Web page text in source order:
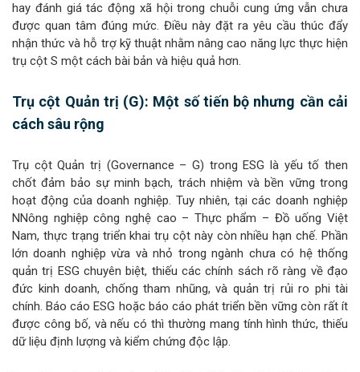
hay đánh giá tác động xã hội trong chuỗi cung ứng vẫn chưa
được quan tâm đúng mức. Điều này đặt ra yêu cầu thúc đẩy
nhận thức và hỗ trợ kỹ thuật nhằm nâng cao năng lực thực hiện
trụ cột S một cách bài bản và hiệu quả hơn.
Trụ cột Quản trị (G): Một số tiến bộ nhưng cần cải
cách sâu rộng
Trụ cột Quản trị (Governance – G) trong ESG là yếu tố then
chốt đảm bảo sự minh bạch, trách nhiệm và bền vững trong
hoạt động của doanh nghiệp. Tuy nhiên, tại các doanh nghiệp
NNông nghiệp công nghệ cao – Thực phẩm – Đồ uống Việt
Nam, thực trạng triển khai trụ cột này còn nhiều hạn chế. Phần
lớn doanh nghiệp vừa và nhỏ trong ngành chưa có hệ thống
quản trị ESG chuyên biệt, thiếu các chính sách rõ ràng về đạo
đức kinh doanh, chống tham nhũng, và quản trị rủi ro phi tài
chính. Báo cáo ESG hoặc báo cáo phát triển bền vững còn rất ít
được công bố, và nếu có thì thường mang tính hình thức, thiếu
dữ liệu định lượng và kiểm chứng độc lập.